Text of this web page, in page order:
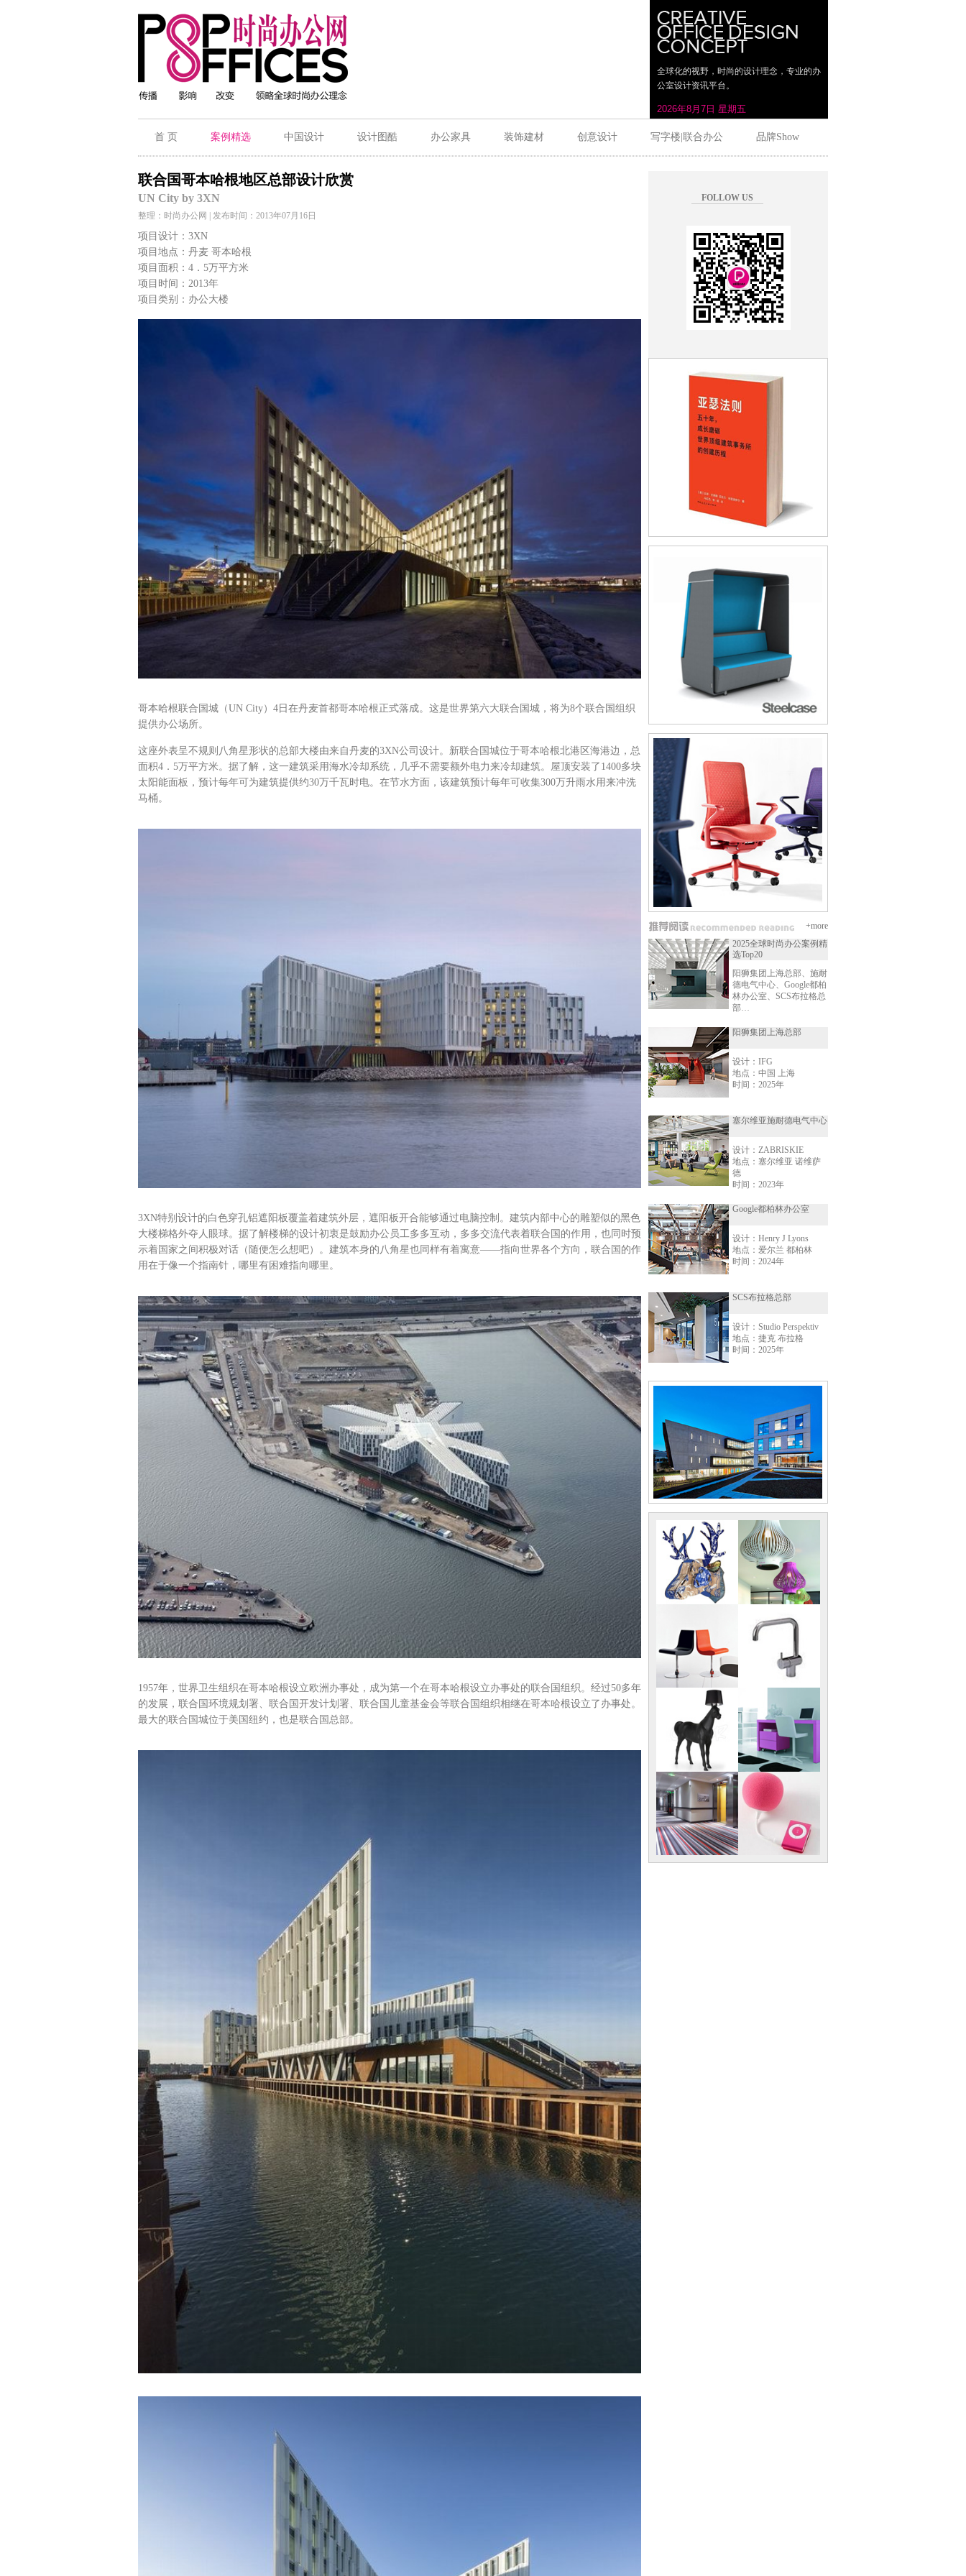
全球化的视野，时尚的设计理念，专业的办
公室设计资讯平台。
首 页 案例精选 中国设计 设计图酷 办公家具 装饰建材 创意设计 写字楼|联合办公 品牌Show
联合国哥本哈根地区总部设计欣赏
UN City by 3XN
整理：时尚办公网 | 发布时间：2013年07月16日
项目设计：3XN
项目地点：丹麦 哥本哈根
项目面积：4．5万平方米
项目时间：2013年
项目类别：办公大楼
哥本哈根联合国城（UN City）4日在丹麦首都哥本哈根正式落成。这是世界第六大联合国城，将为8个联合国组织
提供办公场所。
这座外表呈不规则八角星形状的总部大楼由来自丹麦的3XN公司设计。新联合国城位于哥本哈根北港区海港边，总
面积4．5万平方米。据了解，这一建筑采用海水冷却系统，几乎不需要额外电力来冷却建筑。屋顶安装了1400多块
太阳能面板，预计每年可为建筑提供约30万千瓦时电。在节水方面，该建筑预计每年可收集300万升雨水用来冲洗
马桶。
3XN特别设计的白色穿孔铝遮阳板覆盖着建筑外层，遮阳板开合能够通过电脑控制。建筑内部中心的雕塑似的黑色
大楼梯格外夺人眼球。据了解楼梯的设计初衷是鼓励办公员工多多互动，多多交流代表着联合国的作用，也同时预
示着国家之间积极对话（随便怎么想吧）。建筑本身的八角星也同样有着寓意——指向世界各个方向，联合国的作
用在于像一个指南针，哪里有困难指向哪里。
1957年，世界卫生组织在哥本哈根设立欧洲办事处，成为第一个在哥本哈根设立办事处的联合国组织。经过50多年
的发展，联合国环境规划署、联合国开发计划署、联合国儿童基金会等联合国组织相继在哥本哈根设立了办事处。
最大的联合国城位于美国纽约，也是联合国总部。